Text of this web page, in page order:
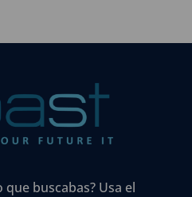
buscabas? Usa el